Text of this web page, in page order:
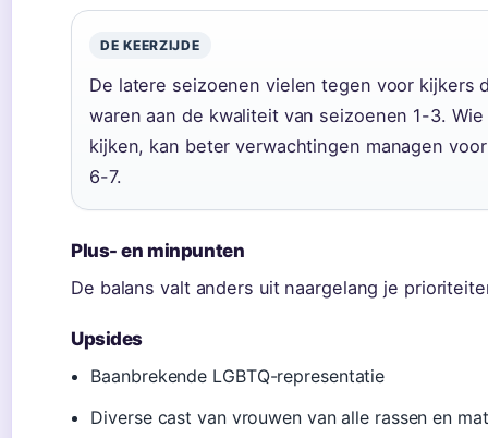
DE KEERZIJDE
De latere seizoenen vielen tegen voor kijkers
waren aan de kwaliteit van seizoenen 1-3.
kijken, kan beter verwachtingen managen
6-7.
Plus- en minpunten
De balans valt anders uit naargelang je
Upsides
Baanbrekende LGBTQ-representatie
Diverse cast van vrouwen van alle rassen en